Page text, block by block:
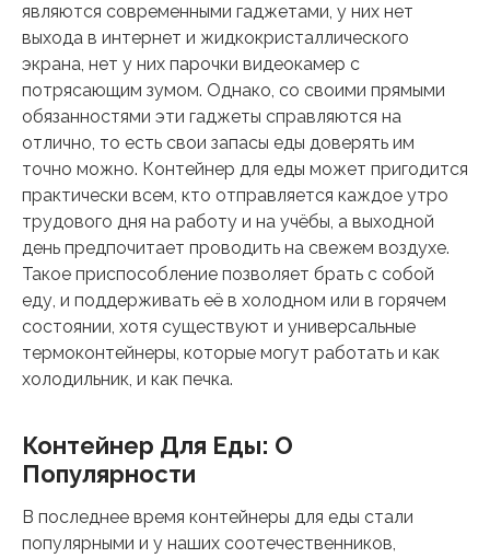
являются современными гаджетами, у них нет
выхода в интернет и жидкокристаллического
экрана, нет у них парочки видеокамер с
потрясающим зумом. Однако, со своими прямыми
обязанностями эти гаджеты справляются на
отлично, то есть свои запасы еды доверять им
точно можно. Контейнер для еды может пригодится
практически всем, кто отправляется каждое утро
трудового дня на работу и на учёбы, а выходной
день предпочитает проводить на свежем воздухе.
Такое приспособление позволяет брать с собой
еду, и поддерживать её в холодном или в горячем
состоянии, хотя существуют и универсальные
термоконтейнеры, которые могут работать и как
холодильник, и как печка.
Контейнер Для Еды: О
Популярности
В последнее время контейнеры для еды стали
популярными и у наших соотечественников,